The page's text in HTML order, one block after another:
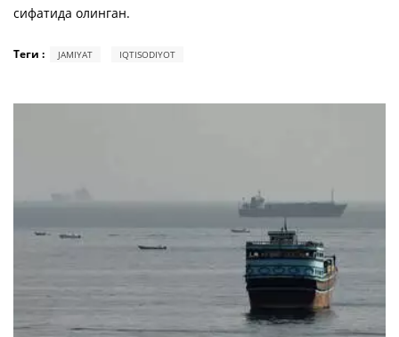
сифатида олинган.
Теги : JAMIYAT IQTISODIYOT